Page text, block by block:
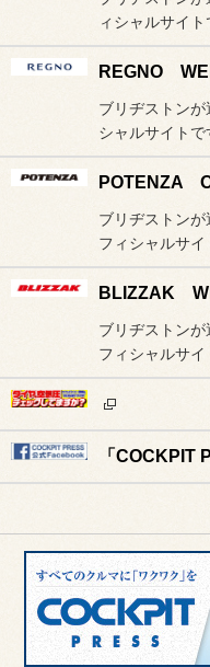
ィシャルサイト
REGNO
ブリヂストン
シャルサイトで
POTENZA
ブリヂストン
フィシャルサイ
BLIZZAK
ブリヂストン
フィシャルサイ
「COCKPIT